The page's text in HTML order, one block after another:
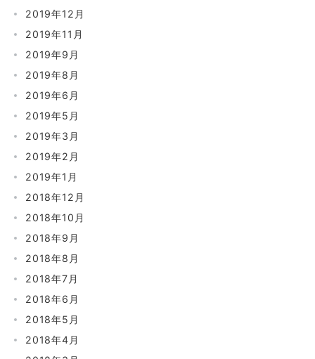
2019年12月
2019年11月
2019年9月
2019年8月
2019年6月
2019年5月
2019年3月
2019年2月
2019年1月
2018年12月
2018年10月
2018年9月
2018年8月
2018年7月
2018年6月
2018年5月
2018年4月